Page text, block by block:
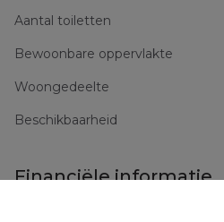
Aantal toiletten
Bewoonbare oppervlakte
Woongedeelte
Beschikbaarheid
Financiële informatie